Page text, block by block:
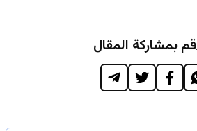
قم بمشاركة المقال